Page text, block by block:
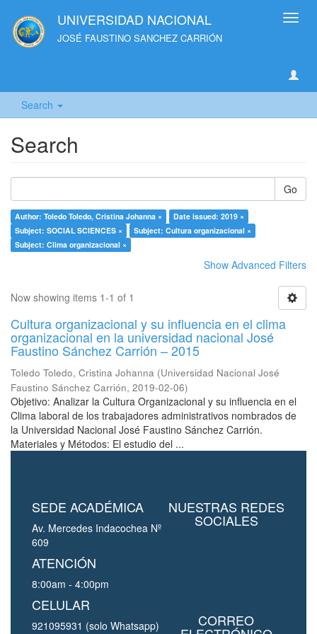
UNIVERSIDAD NACIONAL
JOSÉ FAUSTINO SANCHEZ CARRIÓN
Search
Search
Go
Author: Toledo Toledo, Cristina Johanna ×
Date issued: 2019 ×
Subject: SOCIAL SCIENCES ×
Subject: Cultura organizacional ×
Subject: Clima organizacional ×
Show Advanced Filters
Now showing items 1-1 of 1
Cultura organizacional y su influencia en el clima
organizacional en la universidad nacional José
Faustino Sánchez Carrión – 2015
Toledo Toledo, Cristina Johanna (Universidad Nacional José
Faustino Sánchez Carrión, 2019-02-06)
Objetivo: Analizar la Cultura Organizacional y su influencia en el
Clima laboral de los trabajadores administrativos nombrados de
la Universidad Nacional José Faustino Sánchez Carrión.
Materiales y Métodos: El estudio del ...
SEDE ACADÉMICA
Av. Mercedes Indacochea Nº
609
ATENCIÓN
8:00am - 4:00pm
CELULAR
921095931 (solo Whatsapp)
NUESTRAS REDES
SOCIALES
CORREO